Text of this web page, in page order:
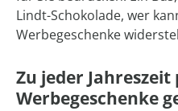
Lindt-Schokolade, wer
Werbegeschenke
Zu jeder Jahreszeit
Werbegeschenke